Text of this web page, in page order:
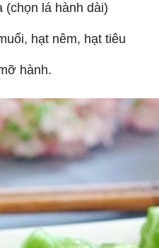
(chọn lá hành dài)
hạt nêm, hạt tiêu
hành.